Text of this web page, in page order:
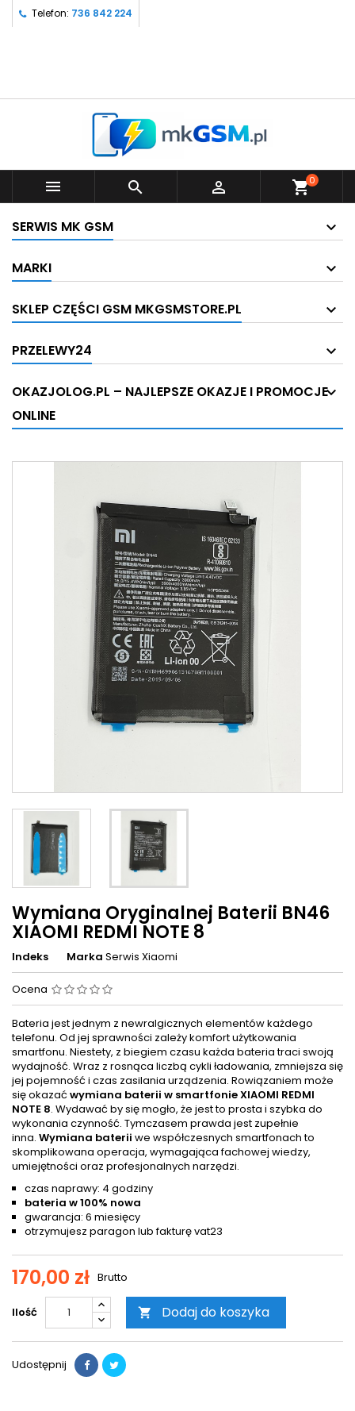
Telefon: 736 842 224
   shopping_cart0
SERWIS MK GSM
MARKI
SKLEP CZĘŚCI GSM MKGSMSTORE.PL
PRZELEWY24
OKAZJOLOG.PL – NAJLEPSZE OKAZJE I PROMOCJE
ONLINE
Wymiana Oryginalnej Baterii BN46
XIAOMI REDMI NOTE 8
Indeks Marka Serwis Xiaomi
Ocena
Bateria jest jednym z newralgicznych elementów każdego
telefonu. Od jej sprawności zależy komfort użytkowania
smartfonu. Niestety, z biegiem czasu każda bateria traci swoją
wydajność. Wraz z rosnąca liczbą cykli ładowania, zmniejsza się
jej pojemność i czas zasilania urządzenia. Rowiązaniem może
się okazać wymiana baterii w smartfonie XIAOMI REDMI
NOTE 8. Wydawać by się mogło, że jest to prosta i szybka do
wykonania czynność. Tymczasem prawda jest zupełnie
inna. Wymiana baterii we współczesnych smartfonach to
skomplikowana operacja, wymagająca fachowej wiedzy,
umiejętności oraz profesjonalnych narzędzi.
czas naprawy: 4 godziny
bateria w 100% nowa
gwarancja: 6 miesięcy
otrzymujesz paragon lub fakturę vat23
170,00 zł Brutto
Ilość  Dodaj do koszyka
Udostępnij